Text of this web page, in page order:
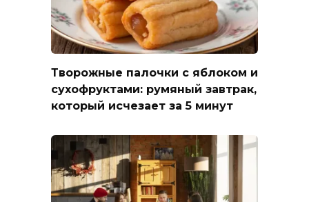
Творожные палочки с яблоком и
сухофруктами: румяный завтрак,
который исчезает за 5 минут